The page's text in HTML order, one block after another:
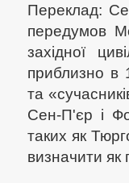
Переклад:
передумов
західної
приблизно в
та
Сен-П'єр і
таких як
визначити